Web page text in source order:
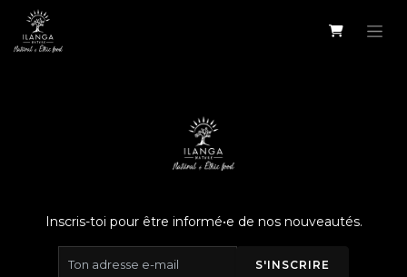
Se rendre au contenu
Inscris-toi pour être informé•e de nos nouveautés.
S'INSCRIRE